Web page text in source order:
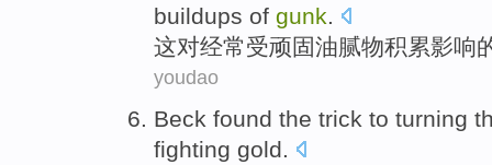
buildups of gunk.
这对经常受顽固油腻物积累影响
youdao
Beck found the trick to turning
fighting gold.